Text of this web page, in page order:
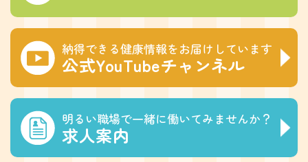
納得できる健康情報をお届けしています
公式YouTubeチャンネル
明るい職場で一緒に働いてみませんか？
求人案内